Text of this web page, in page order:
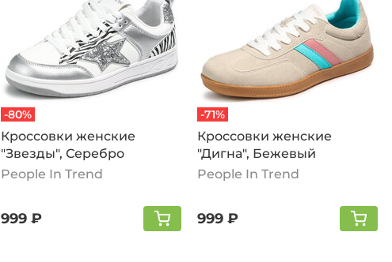
-80%
Кроссовки женские
"Звезды", Серебро
People In Trend
999 ₽
-71%
Кроссовки женские
"Дигна", Бежевый
People In Trend
999 ₽